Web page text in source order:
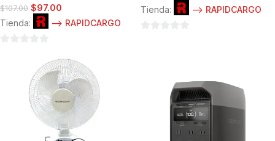
$107.00 $97.00
Tienda:
--> RAPIDCARGO
Tienda:
--> RAPIDCARGO